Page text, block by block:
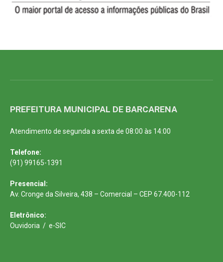
PREFEITURA MUNICIPAL DE BARCARENA
Atendimento de segunda a sexta de 08:00 às 14:00
Telefone:
(91) 99165-1391
Presencial:
Av. Cronge da Silveira, 438 – Comercial – CEP 67.400-112
Eletrônico:
Ouvidoria / e-SIC